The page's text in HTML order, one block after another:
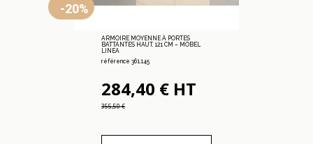
-20%
ARMOIRE MOYENNE À PORTES
BATTANTES HAUT. 121 CM – MOBEL
LINEA
référence 361.145
284,40 € HT
355,50 €